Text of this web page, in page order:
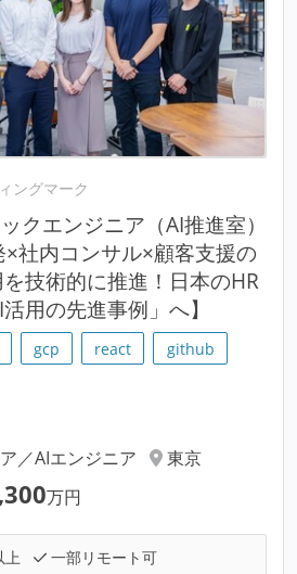
ングマーク
クエンジニア（AI推進室）
×社内コンサル×顧客支援の
技術的に推進！日本のHR
用の先進事例」へ】
gcp react
github
／AIエンジニア
東京
万円
上
一部リモート可